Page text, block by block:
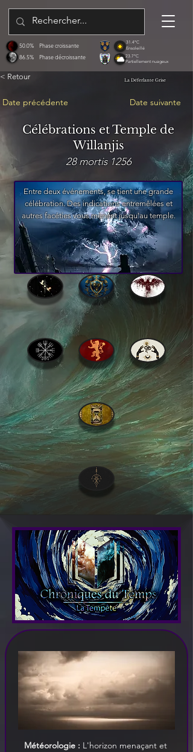
86.5%
50.0%
Phase décroissante
Phase croissante
31.4°C
Ensoleillé
23.7°C
Partiellement nuageux
< Retour
Date précédente
La Déferlante Grise
Date suivante
Célébrations et Temple de
Willanjis
28 mortis 1256
Entre deux événements, se tient une grande
célébration. Des indications entremêlées et
autres facéties vous mènent jusqu'au temple.
Météorologie : L'horizon menaçant et